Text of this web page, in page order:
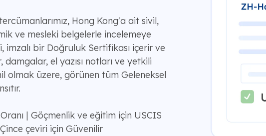
Hong Kong'a ait sivil,
ve mesleki belgelerle incelemeye
imzalı bir Doğruluk Sertifikası içerir ve
el yazısı notları ve yetkili
olmak üzere, görünen tüm Geleneksel
| Göçmenlik ve eğitim için USCIS
çeviri için Güvenilir